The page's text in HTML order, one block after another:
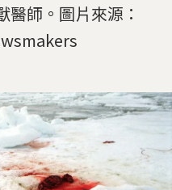
師。圖片來源：